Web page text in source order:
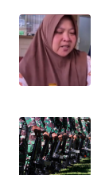
WN
DAIRI
WN
DANAU
WN
NIAS